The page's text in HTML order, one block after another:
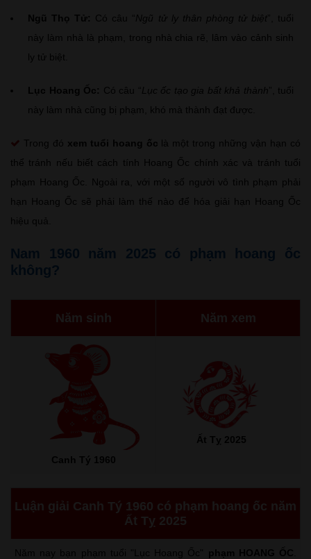
Ngũ Thọ Tử: Có câu “Ngũ tử ly thân phòng tử biệt ”, tuổi
này làm nhà là phạm, trong nhà chia rẽ, lâm vào cảnh sinh
ly tử biệt.
Lục Hoang Ốc: Có câu “Lục ốc tạo gia bất khả thành ”, tuổi
này làm nhà cũng bị phạm, khó mà thành đạt được.
Trong đó xem tuổi hoang ốc là một trong những vận hạn có
thể tránh nếu biết cách tính Hoang Ốc chính xác và tránh tuổi
phạm Hoang Ốc. Ngoài ra, với một số người vô tình phạm phải
hạn Hoang Ốc sẽ phải làm thế nào để hóa giải hạn Hoang Ốc
hiệu quả.
Nam 1960 năm 2025 có phạm hoang ốc
không?
Năm sinh Năm xem
Canh Tý 1960
Ất Tỵ 2025
Luận giải Canh Tý 1960 có phạm hoang ốc năm
Ất Tỵ 2025
Năm nay bạn phạm tuổi "Lục Hoang Ốc" phạm HOANG ỐC